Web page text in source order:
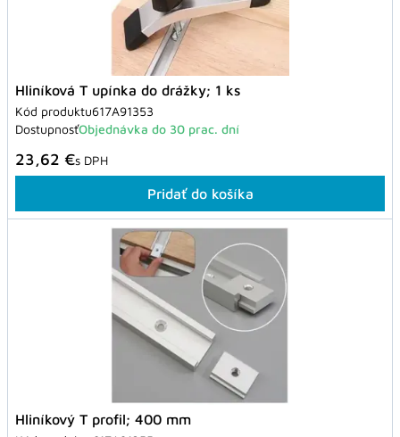
Hliníková T upínka do drážky; 1 ks
Kód produktu617A91353
DostupnosťObjednávka do 30 prac. dní
23,62 €s DPH
Pridať do košíka
Hliníkový T profil; 400 mm